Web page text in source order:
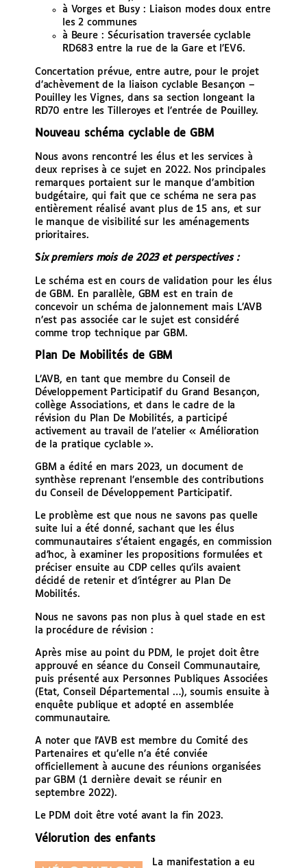
à Vorges et Busy : Liaison modes doux entre
les 2 communes
à Beure : Sécurisation traversée cyclable
RD683 entre la rue de la Gare et l’EV6.
Concertation prévue, entre autre, pour le projet
d’achèvement de la liaison cyclable Besançon –
Pouilley les Vignes, dans sa section longeant la
RD70 entre les Tilleroyes et l’entrée de Pouilley.
Nouveau schéma cyclable de GBM
Nous avons rencontré les élus et les services à
deux reprises à ce sujet en 2022. Nos principales
remarques portaient sur le manque d’ambition
budgétaire, qui fait que ce schéma ne sera pas
entièrement réalisé avant plus de 15 ans, et sur
le manque de visibilité sur les aménagements
prioritaires.
Six premiers mois de 2023 et perspectives :
Le schéma est en cours de validation pour les élus
de GBM. En parallèle, GBM est en train de
concevoir un schéma de jalonnement mais L’AVB
n’est pas associée car le sujet est considéré
comme trop technique par GBM.
Plan De Mobilités de GBM
L’AVB, en tant que membre du Conseil de
Développement Participatif du Grand Besançon,
collège Associations, et dans le cadre de la
révision du Plan De Mobilités, a participé
activement au travail de l’atelier « Amélioration
de la pratique cyclable ».
GBM a édité en mars 2023, un document de
synthèse reprenant l’ensemble des contributions
du Conseil de Développement Participatif.
Le problème est que nous ne savons pas quelle
suite lui a été donné, sachant que les élus
communautaires s’étaient engagés, en commission
ad’hoc, à examiner les propositions formulées et
préciser ensuite au CDP celles qu’ils avaient
décidé de retenir et d’intégrer au Plan De
Mobilités.
Nous ne savons pas non plus à quel stade en est
la procédure de révision :
Après mise au point du PDM, le projet doit être
approuvé en séance du Conseil Communautaire,
puis présenté aux Personnes Publiques Associées
(Etat, Conseil Départemental …), soumis ensuite à
enquête publique et adopté en assemblée
communautaire.
A noter que l’AVB est membre du Comité des
Partenaires et qu’elle n’a été conviée
officiellement à aucune des réunions organisées
par GBM (1 dernière devait se réunir en
septembre 2022).
Le PDM doit être voté avant la fin 2023.
Vélorution des enfants
La manifestation a eu